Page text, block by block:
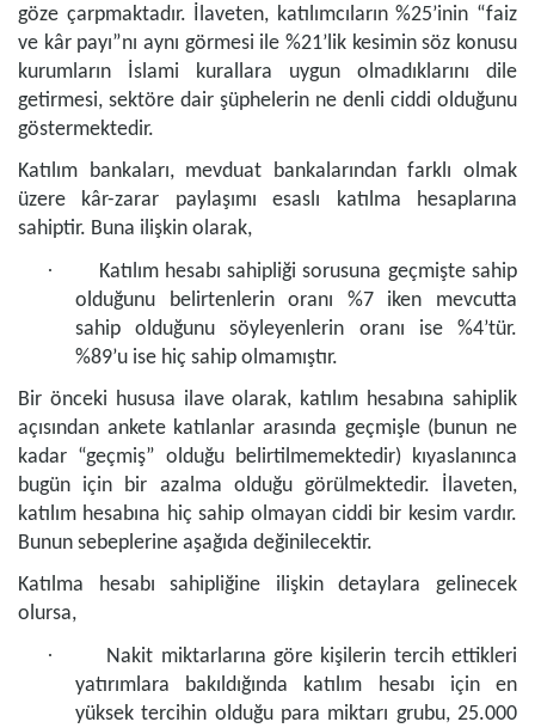
göze çarpmaktadır. İlaveten, katılımcıların %25’inin “faiz
ve kâr payı”nı aynı görmesi ile %21’lik kesimin söz konusu
kurumların İslami kurallara uygun olmadıklarını dile
getirmesi, sektöre dair şüphelerin ne denli ciddi olduğunu
göstermektedir.
Katılım bankaları, mevduat bankalarından farklı olmak
üzere kâr-zarar paylaşımı esaslı katılma hesaplarına
sahiptir. Buna ilişkin olarak,
·
Katılım hesabı sahipliği sorusuna geçmişte sahip
olduğunu belirtenlerin oranı %7 iken mevcutta
sahip olduğunu söyleyenlerin oranı ise %4’tür.
%89’u ise hiç sahip olmamıştır.
Bir önceki hususa ilave olarak, katılım hesabına sahiplik
açısından ankete katılanlar arasında geçmişle (bunun ne
kadar “geçmiş” olduğu belirtilmemektedir) kıyaslanınca
bugün için bir azalma olduğu görülmektedir. İlaveten,
katılım hesabına hiç sahip olmayan ciddi bir kesim vardır.
Bunun sebeplerine aşağıda değinilecektir.
Katılma hesabı sahipliğine ilişkin detaylara gelinecek
olursa,
·
Nakit miktarlarına göre kişilerin tercih ettikleri
yatırımlara bakıldığında katılım hesabı için en
yüksek tercihin olduğu para miktarı grubu, 25.000